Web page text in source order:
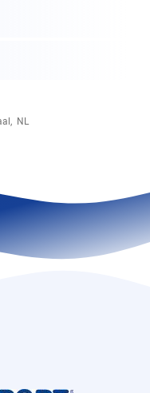
NL